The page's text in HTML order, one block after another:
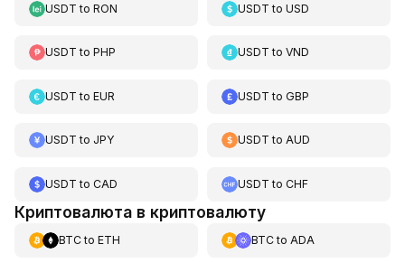
USDT to RON USDT toUSD
USDT to PHP USDT toVND
USDT to EUR USDT toGBP
USDT to JPY USDT toAUD
USDT to CAD USDT toCHF
Криптовалюта в криптовалюту
BTCto ETH BTCto ADA